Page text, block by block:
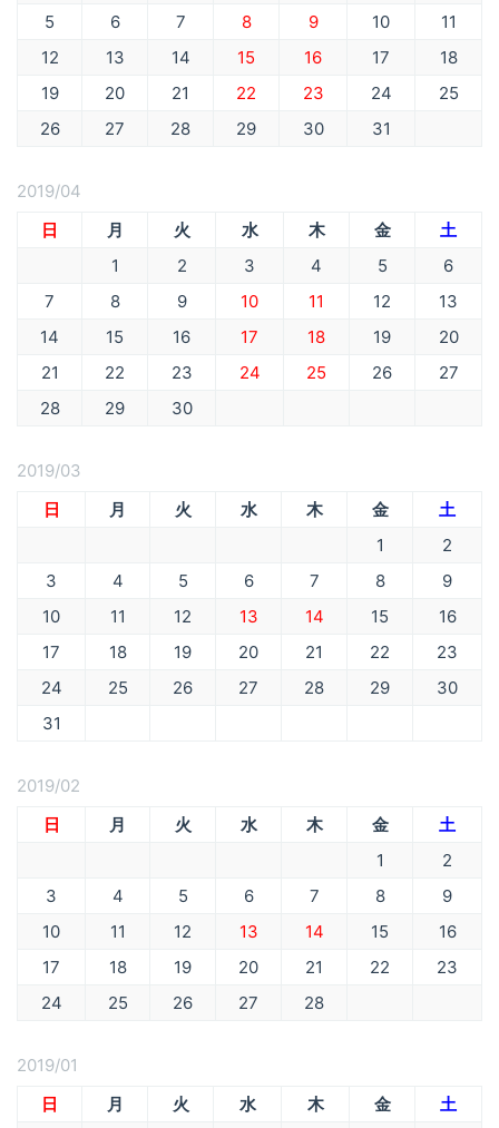
5
6 7 8 9 10
11
12
13 14 15 16 17
18
19
20 21 22 23 24
25
26
27 28 29 30 31
2019/04
日
月 火 水 木 金
土
1
2 3 4 5
6
7
8 9 10 11 12
13
14
15 16 17 18 19
20
21
22 23 24 25 26
27
28
29 30
2019/03
日
月 火 水 木 金
土
1
2
3
4 5 6 7 8
9
10
11 12 13 14 15
16
17
18 19 20 21 22
23
24
25 26 27 28 29
30
31
2019/02
日
月 火 水 木 金
土
1
2
3
4 5 6 7 8
9
10
11 12 13 14 15
16
17
18 19 20 21 22
23
24
25 26 27 28
2019/01
日
月 火 水 木 金
土